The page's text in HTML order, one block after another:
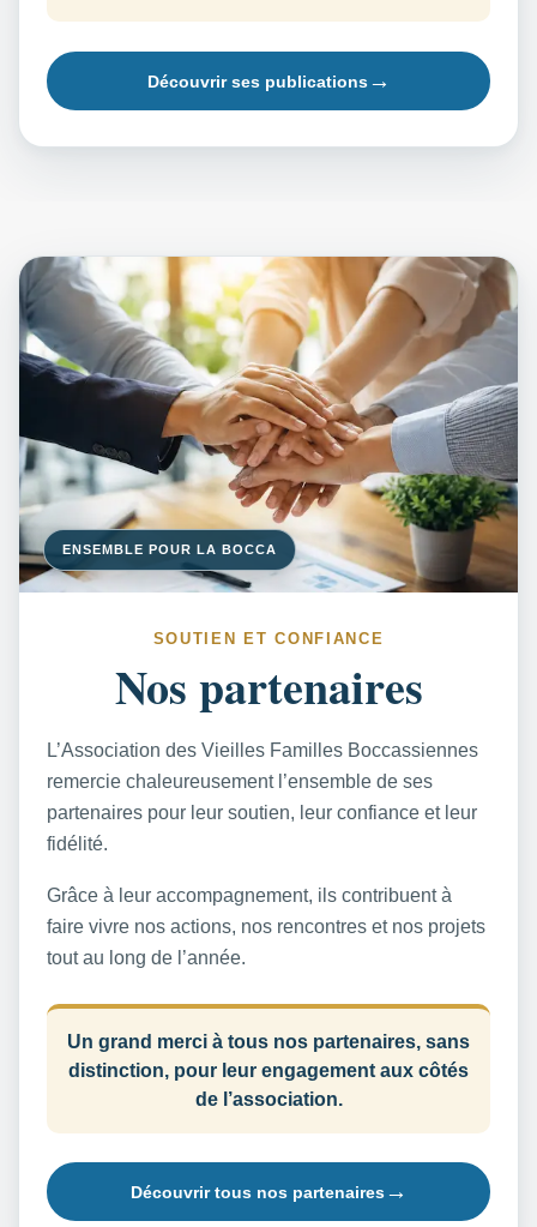
Découvrir ses publications
ENSEMBLE POUR LA BOCCA
SOUTIEN ET CONFIANCE
Nos partenaires
L’Association des Vieilles Familles Boccassiennes
remercie chaleureusement l’ensemble de ses
partenaires pour leur soutien, leur confiance et leur
fidélité.
Grâce à leur accompagnement, ils contribuent à
faire vivre nos actions, nos rencontres et nos projets
tout au long de l’année.
Un grand merci à tous nos partenaires, sans
distinction, pour leur engagement aux côtés
de l’association.
Découvrir tous nos partenaires